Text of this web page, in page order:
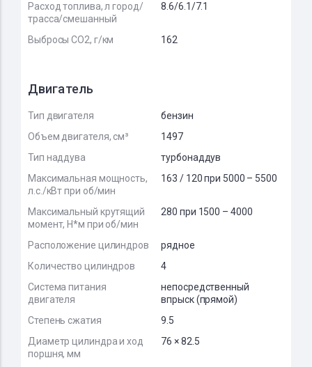
Расход топлива, л город/
трасса/смешанный
8.6/6.1/7.1
Выбросы CO2, г/км 162
Двигатель
Тип двигателя
бензин
Объем двигателя, см³
1497
Тип наддува
турбонаддув
Максимальная мощность,
л.с./кВт при об/мин
163 / 120 при 5000 – 5500
Максимальный крутящий
момент, Н*м при об/мин
280 при 1500 – 4000
Расположение цилиндров
рядное
Количество цилиндров
4
Система питания
двигателя
непосредственный
впрыск (прямой)
Степень сжатия
9.5
Диаметр цилиндра и ход
поршня, мм
76 × 82.5